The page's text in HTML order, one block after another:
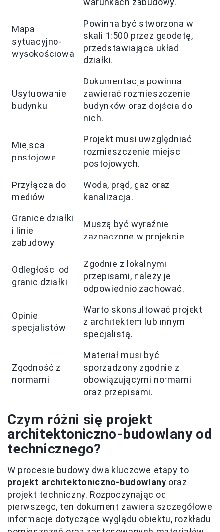
Mapa
sytuacyjno-
wysokościowa
Powinna być stworzona w
skali 1:500 przez geodetę,
przedstawiająca układ
działki.
Usytuowanie
budynku
Dokumentacja powinna
zawierać rozmieszczenie
budynków oraz dojścia do
nich.
Miejsca
postojowe
Projekt musi uwzględniać
rozmieszczenie miejsc
postojowych.
Przyłącza do
mediów
Woda, prąd, gaz oraz
kanalizacja.
Granice działki
i linie
zabudowy
Muszą być wyraźnie
zaznaczone w projekcie.
Odległości od
granic działki
Zgodnie z lokalnymi
przepisami, należy je
odpowiednio zachować.
Opinie
specjalistów
Warto skonsultować projekt
z architektem lub innym
specjalistą.
Zgodność z
normami
Materiał musi być
sporządzony zgodnie z
obowiązującymi normami
oraz przepisami.
Czym różni się projekt
architektoniczno-budowlany od
technicznego?
W procesie budowy dwa kluczowe etapy to
projekt architektoniczno-budowlany oraz
projekt techniczny. Rozpoczynając od
pierwszego, ten dokument zawiera szczegółowe
informacje dotyczące wyglądu obiektu, rozkładu